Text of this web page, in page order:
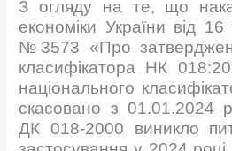
З огляду на те, що
економіки України від
№3573 «Про
класифікатора НК
національного
скасовано з 01.01.2024
ДК 018-2000 виникло